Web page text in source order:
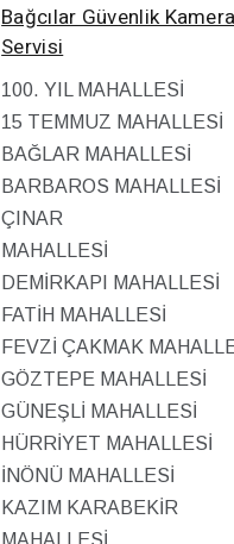
Bağcılar Güvenlik
Servisi
100. YIL MAHALLESİ
15 TEMMUZ MAHALLESİ
BAĞLAR MAHALLESİ
BARBAROS MAHALLESİ
ÇINAR
MAHALLESİ
DEMİRKAPI MAHALLESİ
FATİH MAHALLESİ
FEVZİ ÇAKMAK
GÖZTEPE MAHALLESİ
GÜNEŞLİ MAHALLESİ
HÜRRİYET MAHALLESİ
İNÖNÜ MAHALLESİ
KAZIM KARABEKİR
MAHALLESİ